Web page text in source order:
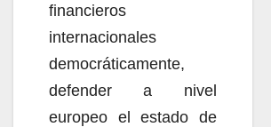
financieros
internacionales
democráticamente,
defender a nivel
europeo el estado de